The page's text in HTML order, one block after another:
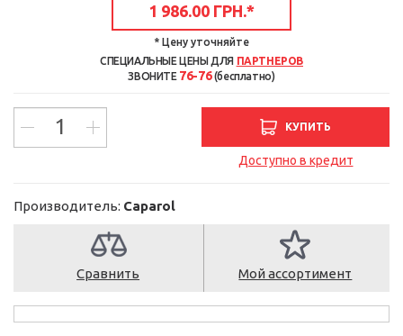
1 986.00 ГРН.*
* Цену уточняйте
СПЕЦИАЛЬНЫЕ ЦЕНЫ ДЛЯ ПАРТНЕРОВ
ЗВОНИТЕ 76-76(бесплатно)
КУПИТЬ
Доступно в кредит
Производитель: Caparol
Сравнить Мой ассортимент